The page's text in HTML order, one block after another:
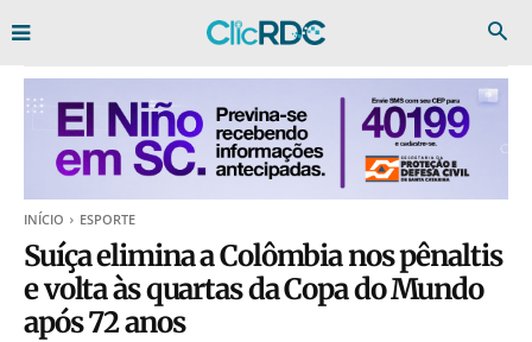
INÍCIO ESPORTE
Suíça elimina a Colômbia nos pênaltis
e volta às quartas da Copa do Mundo
após 72 anos